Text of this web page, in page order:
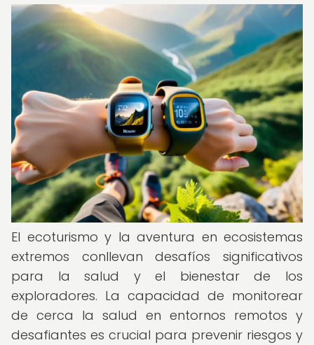
El ecoturismo y la aventura en ecosistemas
extremos conllevan desafíos significativos
para la salud y el bienestar de los
exploradores. La capacidad de monitorear
de cerca la salud en entornos remotos y
desafiantes es crucial para prevenir riesgos y